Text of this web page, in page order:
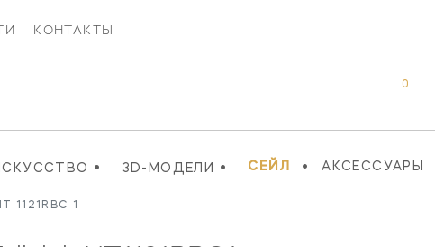
КОНТАКТЫ
• 3D-МОДЕЛИ • СЕЙЛ • АКСЕССУАРЫ
0
1121RBC 1